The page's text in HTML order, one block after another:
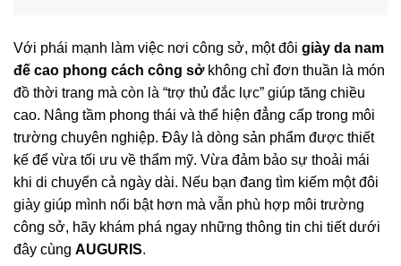
Với phái mạnh làm việc nơi công sở, một đôi giày da nam
đế cao phong cách công sởkhông chỉ đơn thuần là món
đồ thời trang mà còn là “trợ thủ đắc lực” giúp tăng chiều
cao. Nâng tầm phong thái và thể hiện đẳng cấp trong môi
trường chuyên nghiệp. Đây là dòng sản phẩm được thiết
kế để vừa tối ưu về thẩm mỹ. Vừa đảm bảo sự thoải mái
khi di chuyển cả ngày dài. Nếu bạn đang tìm kiếm một đôi
giày giúp mình nổi bật hơn mà vẫn phù hợp môi trường
công sở, hãy khám phá ngay những thông tin chi tiết dưới
đây cùng AUGURIS.